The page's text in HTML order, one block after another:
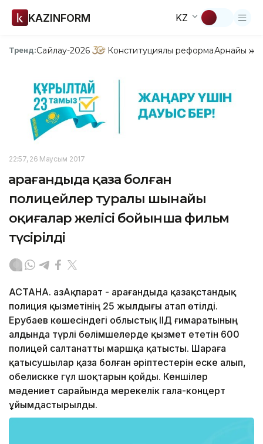
KAZINFORM KZ
Тренд:Сайлау-2026 Конституциялық реформаАрнайы
22:57, 26 Маусым 2017
Қарағандыда қаза болған
полицейлер туралы шынайы
оқиғалар желісі бойынша фильм
түсірілді
АСТАНА. ҚазАқпарат - Қарағандыда қазақстандық
полиция қызметінің 25 жылдығы атап өтілді.
Ерубаев көшесіндегі облыстық ІІД ғимаратының
алдында түрлі бөлімшелерде қызмет ететін 600
полицей салтанатты маршқа қатысты. Шараға
қатысушылар қаза болған әріптестерін еске алып,
обелискке гүл шоқтарын қойды. Кеншілер
мәдениет сарайында мерекелік гала-концерт
ұйымдастырылды.